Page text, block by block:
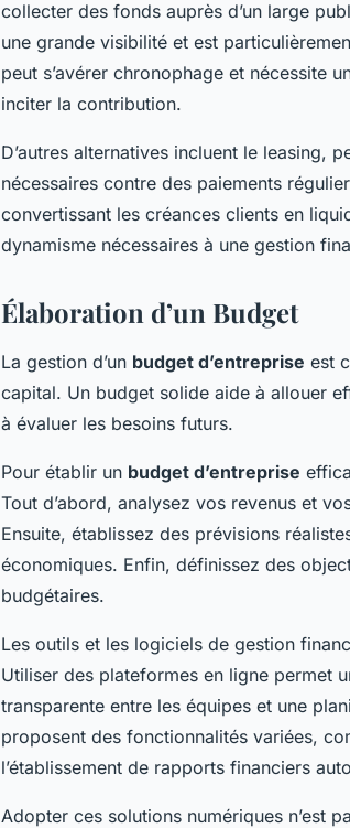
collecter des fonds auprès d’un large
une grande visibilité et est
peut s’avérer chronophage et nécessite
inciter la contribution.
D’autres alternatives incluent le leasing,
nécessaires contre des paiements
convertissant les créances clients en
dynamisme nécessaires à une gestion
Élaboration d’un Budget
La gestion d’un budget d’entreprise est
capital. Un budget solide aide à allouer
à évaluer les besoins futurs.
Pour établir un budget d’entreprise
Tout d’abord, analysez vos revenus et
Ensuite, établissez des prévisions
économiques. Enfin, définissez des
budgétaires.
Les outils et les logiciels de gestion
Utiliser des plateformes en ligne permet
transparente entre les équipes et une
proposent des fonctionnalités variées,
l’établissement de rapports financiers
Adopter ces solutions numériques n’est